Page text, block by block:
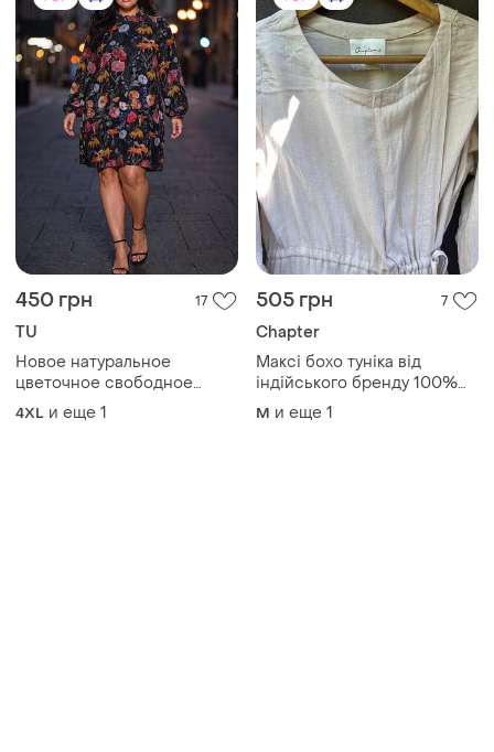
450 грн
Новое натуральное
цветочное свободное
платье от tu, большой
размер, батал.
4XL и еще 1
505 грн 7
Chapter
Максі бохо туніка від
індійського бренду 100%
котон
M и еще 1